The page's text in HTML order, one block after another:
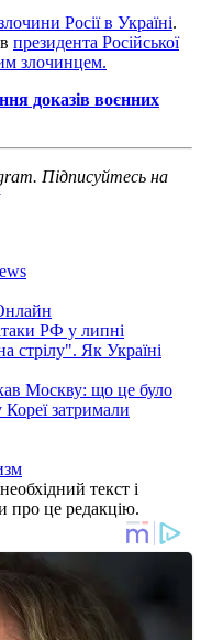
Росії в Україні.
президента Російської
злочинцем.
доказів воєнних
Підписуйтесь на
РФ у липні
стрілу". Як Україні
Москву: що це було
затримали
текст і
про це редакцію.